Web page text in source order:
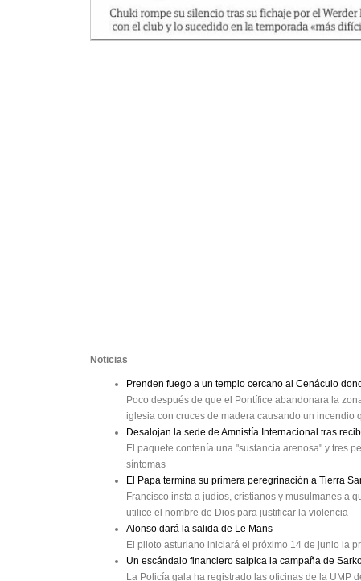
Noticias
Prenden fuego a un templo cercano al Cenáculo
Poco después de que el Pontífice abandonara la
iglesia con cruces de madera causando un incendio
Desalojan la sede de Amnistía Internacional tras
El paquete contenía una "sustancia arenosa" y tres
síntomas
El Papa termina su primera peregrinación a Tierra
Francisco insta a judíos, cristianos y musulmanes a
utilice el nombre de Dios para justificar la violencia
Alonso dará la salida de Le Mans
El piloto asturiano iniciará el próximo 14 de junio la
Un escándalo financiero salpica la campaña de
La Policía gala ha registrado las oficinas de la UMP